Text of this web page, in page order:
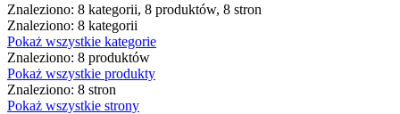
Znaleziono: 8 kategorii, 8 produktów, 8 stron
Znaleziono: 8 kategorii
Pokaż wszystkie kategorie
Znaleziono: 8 produktów
Pokaż wszystkie produkty
Znaleziono: 8 stron
Pokaż wszystkie strony